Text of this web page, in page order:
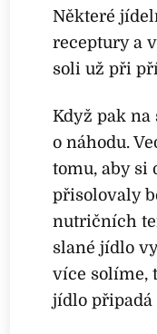
Některé
receptury a
soli už při
Když pak na
o náhodu.
tomu, aby si
přisolovaly
nutričních
slané jídlo
více solíme,
jídlo připadá